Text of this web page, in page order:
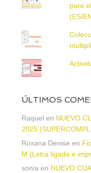
para
(ES/
ÚLTIMOS
Raquel en NUEVO
2025
Roxana Denise en
M (Letra ligada e
soniaen NUEVO